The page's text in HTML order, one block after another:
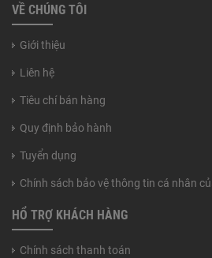
VỀ CHÚNG TÔI
Giới thiệu
Liên hệ
Tiêu chí bán hàng
Quy định bảo hành
Tuyển dụng
Chính sách bảo vệ thông tin cá nhân
HỔ TRỢ KHÁCH HÀNG
Chính sách thanh toán